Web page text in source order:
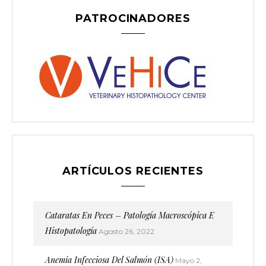
PATROCINADORES
ARTÍCULOS RECIENTES
Cataratas En Peces – Patología Macroscópica E
Histopatología Agosto 26, 2022
Anemia Infecciosa Del Salmón (ISA) Mayo 2,